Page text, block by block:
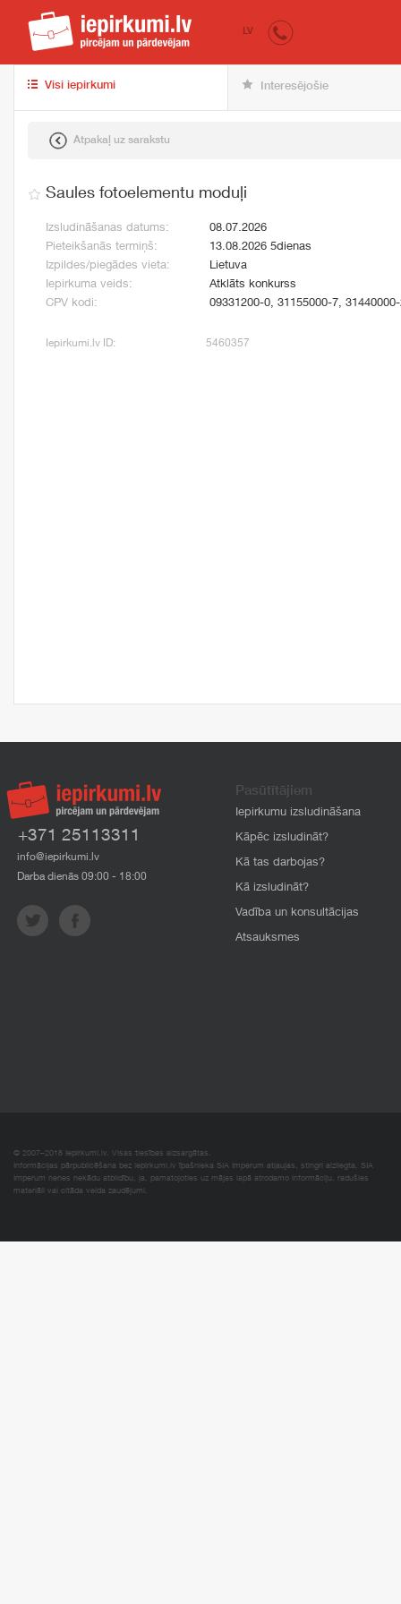
iepirkumi.lv
LV
Visi iepirkumi Interesējošie
Atpakaļ uz sarakstu
Saules fotoelementu moduļi
Izsludināšanas datums:
08.07.2026
Pieteikšanās termiņš:
13.08.2026 5dienas
Izpildes/piegādes vieta:
Lietuva
Iepirkuma veids:
Atklāts konkurss
CPV kodi:
09331200-0, 31155000-7,
Iepirkumi.lv ID: 5460357
+371 25113311
info@iepirkumi.lv
Darba dienās 09:00 - 18:00
Pasūtītājiem
Iepirkumu izsludināšana
Kāpēc izsludināt?
Kā tas darbojas?
Kā izsludināt?
Vadība un konsultācijas
Atsauksmes
© 2007–2018 Iepirkumi.lv. Visas tiesības aizsargātas.
Informācijas pārpublicēšana bez iepirkumi.lv īpašnieka SIA Imperum atļaujas, stingri aizliegta. SIA
Imperum nenes nekādu atbildību, ja, pamatojoties uz mājas lapā atrodamo informāciju, radušies
materiāli vai citāda veida zaudējumi.